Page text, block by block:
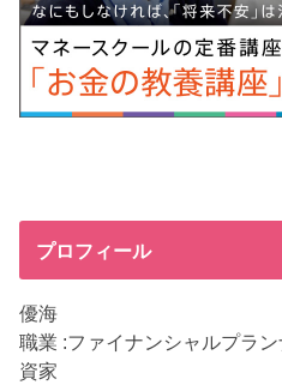
プロフィール
優海
職業 :ファイナンシャルプラ
資家